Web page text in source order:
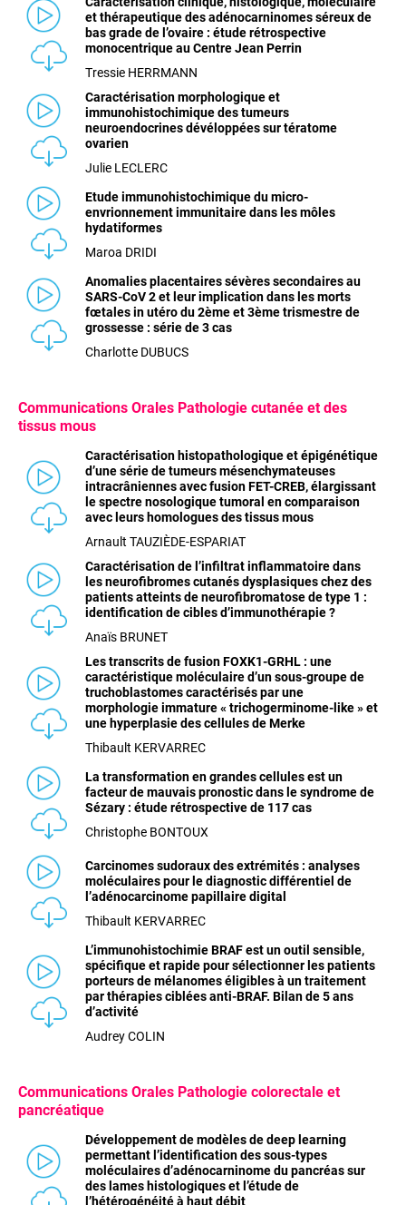
et thérapeutique des adénocarninomes séreux de
bas grade de l’ovaire : étude rétrospective
monocentrique au Centre Jean Perrin
Tressie HERRMANN
Caractérisation morphologique et
immunohistochimique des tumeurs
neuroendocrines dévéloppées sur tératome
ovarien
Julie LECLERC
Etude immunohistochimique du micro-
envrionnement immunitaire dans les môles
hydatiformes
Maroa DRIDI
Anomalies placentaires sévères secondaires au
SARS-CoV 2 et leur implication dans les morts
fœtales in utéro du 2ème et 3ème trismestre de
grossesse : série de 3 cas
Charlotte DUBUCS
Communications Orales Pathologie cutanée et des
tissus mous
Caractérisation histopathologique et épigénétique
d’une série de tumeurs mésenchymateuses
intracrâniennes avec fusion FET-CREB, élargissant
le spectre nosologique tumoral en comparaison
avec leurs homologues des tissus mous
Arnault TAUZIÈDE-ESPARIAT
Caractérisation de l’infiltrat inflammatoire dans
les neurofibromes cutanés dysplasiques chez des
patients atteints de neurofibromatose de type 1 :
identification de cibles d’immunothérapie ?
Anaïs BRUNET
Les transcrits de fusion FOXK1-GRHL : une
caractéristique moléculaire d’un sous-groupe de
truchoblastomes caractérisés par une
morphologie immature « trichogerminome-like » et
une hyperplasie des cellules de Merke
Thibault KERVARREC
La transformation en grandes cellules est un
facteur de mauvais pronostic dans le syndrome de
Sézary : étude rétrospective de 117 cas
Christophe BONTOUX
Carcinomes sudoraux des extrémités : analyses
moléculaires pour le diagnostic différentiel de
l’adénocarcinome papillaire digital
Thibault KERVARREC
L’immunohistochimie BRAF est un outil sensible,
spécifique et rapide pour sélectionner les patients
porteurs de mélanomes éligibles à un traitement
par thérapies ciblées anti-BRAF. Bilan de 5 ans
d’activité
Audrey COLIN
Communications Orales Pathologie colorectale et
pancréatique
Développement de modèles de deep learning
permettant l’identification des sous-types
moléculaires d’adénocarninome du pancréas sur
des lames histologiques et l’étude de
l’hétérogénéité à haut débit